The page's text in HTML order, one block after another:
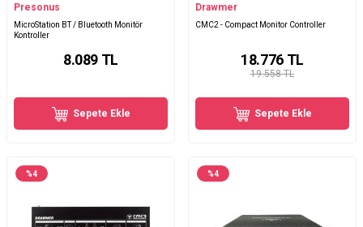
Presonus
MicroStation BT / Bluetooth Monitör
Kontroller
8.089 TL
Sepete Ekle
Drawmer
CMC2 - Compact Monitor Controller
19.558 TL
18.776TL
Sepete Ekle
%4 %4